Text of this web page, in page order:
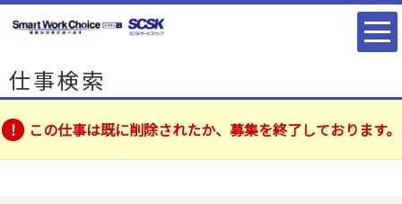
仕事検索
この仕事は既に削除されたか、募集を終了しております。